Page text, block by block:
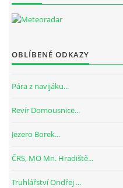
OBLÍBENÉ ODKAZY
Pára z navijáku...
Revír Domousnice...
Jezero Borek...
ČRS, MO Mn. Hradiště...
Truhlářství Ondřej ...